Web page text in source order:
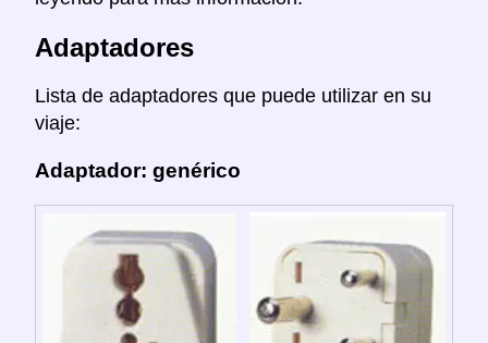
Adaptadores
Lista de adaptadores que puede utilizar en su
viaje:
Adaptador: genérico